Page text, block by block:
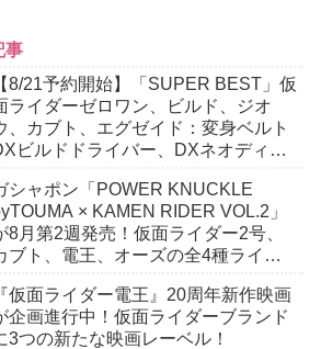
事
【8/21予約開始】「SUPER BEST」仮
ライダーゼロワン、ビルド、ジオ
、カブト、エグゼイド：変身ベルト
ビルドドライバー、DXネオディケ
12点！
シャポン「POWER KNUCKLE
× KAMEN RIDER VOL.2」
8月第2週発売！仮面ライダー2号、
ブト、電王、オーズの全4種ライン
『仮面ライダー電王』20周年新作映画
企画進行中！仮面ライダーブランド
3つの新たな映画レーベル！